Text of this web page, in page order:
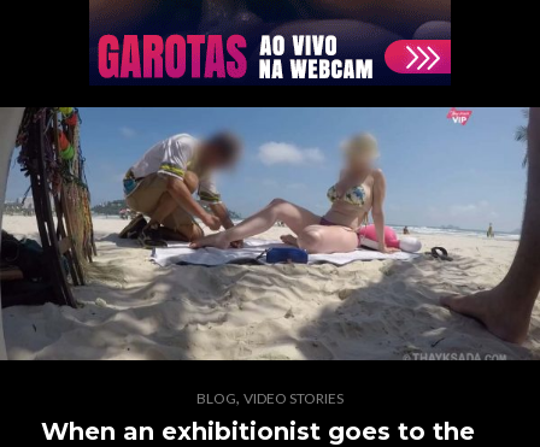
BLOG, VIDEO STORIES
When an exhibitionist goes to the